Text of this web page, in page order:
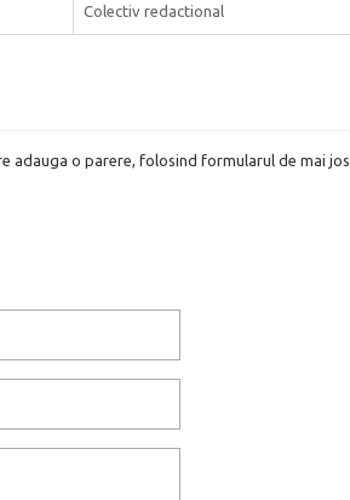
Colectiv redactional
adauga o parere, folosind formularul de mai jos.